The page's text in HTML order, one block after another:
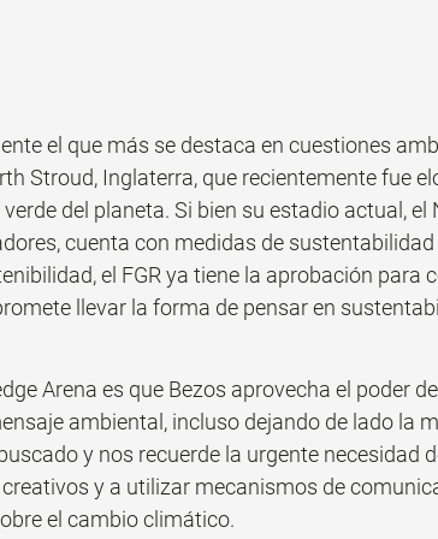
el que más se destaca en cuestiones
Stroud, Inglaterra, que recientemente fue
del planeta. Si bien su estadio actual,
cuenta con medidas de
el FGR ya tiene la aprobación para
llevar la forma de pensar en
Arena es que Bezos aprovecha el poder
ambiental, incluso dejando de lado la
y nos recuerde la urgente necesidad
y a utilizar mecanismos de
el cambio climático.